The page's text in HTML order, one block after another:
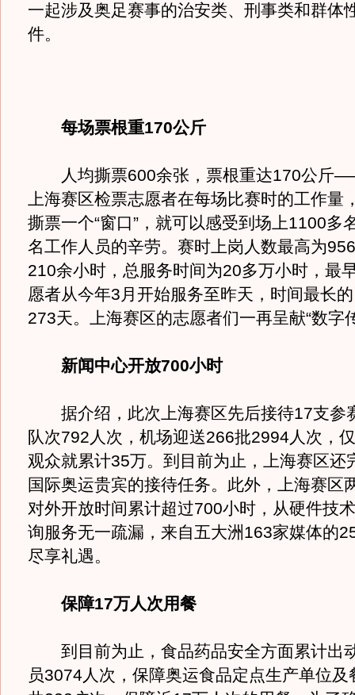
一起涉及奥足赛事的治安类、刑事类和群体
件。
每场票根重170公斤
人均撕票600余张，票根重达170公斤
上海赛区检票志愿者在每场比赛时的工作量
撕票一个“窗口”，就可以感受到场上1100多
名工作人员的辛劳。赛时上岗人数最高为
210余小时，总服务时间为20多万小时，最
愿者从今年3月开始服务至昨天，时间最长
273天。上海赛区的志愿者们一再呈献“数字
新闻中心开放700小时
据介绍，此次上海赛区先后接待17支参
队次792人次，机场迎送266批2994人次，
观众就累计35万。到目前为止，上海赛区还
国际奥运贵宾的接待任务。此外，上海赛区
对外开放时间累计超过700小时，从硬件技
询服务无一疏漏，来自五大洲163家媒体的
尽享礼遇。
保障17万人次用餐
到目前为止，食品药品安全方面累计出
员3074人次，保障奥运食品定点生产单位及